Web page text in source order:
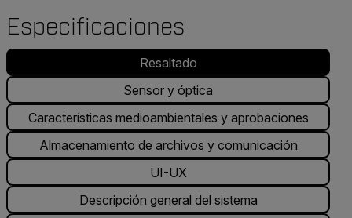
Especificaciones
Resaltado
Sensor y óptica
Características medioambientales y aprobaciones
Almacenamiento de archivos y comunicación
UI-UX
Descripción general del sistema